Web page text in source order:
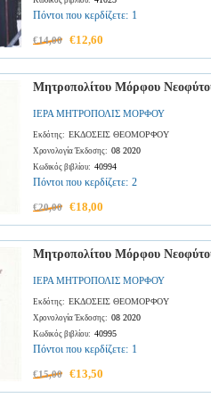
Πόντοι που κερδίζετε: 1
€14,00 €12,60
Μητροπολίτου Μόρφου
ΙΕΡΑ ΜΗΤΡΟΠΟΛΙΣ ΜΟΡΦΟΥ
Εκδότης: ΕΚΔΟΣΕΙΣ ΘΕΟΜΟΡΦΟΥ
Χρονολογία Έκδοσης: 08 2020
Κωδικός βιβλίου: 40994
Πόντοι που κερδίζετε: 2
€20,00 €18,00
Μητροπολίτου Μόρφου
ΙΕΡΑ ΜΗΤΡΟΠΟΛΙΣ ΜΟΡΦΟΥ
Εκδότης: ΕΚΔΟΣΕΙΣ ΘΕΟΜΟΡΦΟΥ
Χρονολογία Έκδοσης: 08 2020
Κωδικός βιβλίου: 40995
Πόντοι που κερδίζετε: 1
€15,00 €13,50